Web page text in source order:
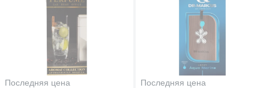
Последняя цена
Последняя цена